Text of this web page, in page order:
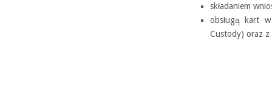
składaniem
obsługą kart
Custody) oraz z